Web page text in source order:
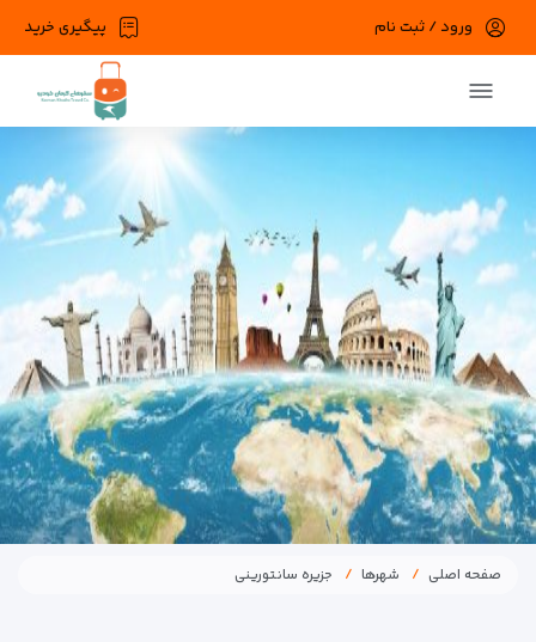
پیگیری خرید ورود / ثبت نام
صفحه اصلی شهرها جزیره سانتورینی